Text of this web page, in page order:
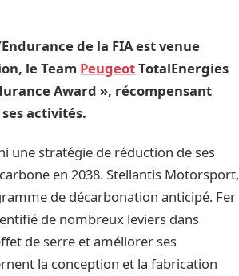
de la FIA est venue
le Team PeugeotTotalEnergies
Award », récompensant
activités.
une stratégie de réduction de ses
en 2038. Stellantis Motorsport,
de décarbonation anticipé. Fer
de nombreux leviers dans
de serre et améliorer ses
la conception et la fabrication